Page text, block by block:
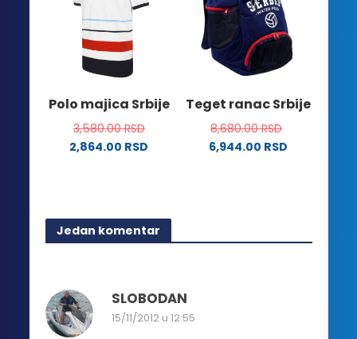
Opcije
mogu
biti
izabrane
stranici
proizvoda.
mogu
biti
izabrane
na
proizvoda.
Polo majica Srbije
3,580.00RSD
2,864.00 RSD
više
varijanti.
biti
izabrane
Teget ranac Srbije
8,680.00RSD
6,944.00 RSD
Jedan komentar
SLOBODAN
15/11/2012 u 12:55